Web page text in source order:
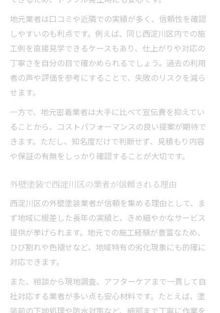
地元業者は口コミや近隣での実績が多く、信頼性を確認
しやすいのも利点です。例えば、同じ西淀川区内での施
工例を直接見学できるケースもあり、仕上がりや対応の
丁寧さを自分の目で確かめられるでしょう。過去の利用
者の声や評価を参考にすることで、失敗のリスクを減ら
せます。
一方で、地元密着業者は大手に比べて宣伝費を抑えてい
ることから、コストパフォーマンスの良い提案が期待で
きます。ただし、知名度だけで判断せず、見積もり内容
や保証の有無をしっかり確認することが大切です。
外壁塗装で西淀川区の業者が信頼される理由
西淀川区の外壁塗装業者が信頼を集める理由として、ま
ず地域に根差した長年の実績と、きめ細やかなサービス
提供が挙げられます。地元での施工経験が豊富なため、
ひび割れや色褪せなど、地域特有の劣化現象にも的確に
対応できます。
また、相談から現地調査、アフターケアまで一貫して自
社対応する業者が多い点も安心材料です。たとえば、塗
装前の下地処理や防水対策など、細部まで丁寧に作業を